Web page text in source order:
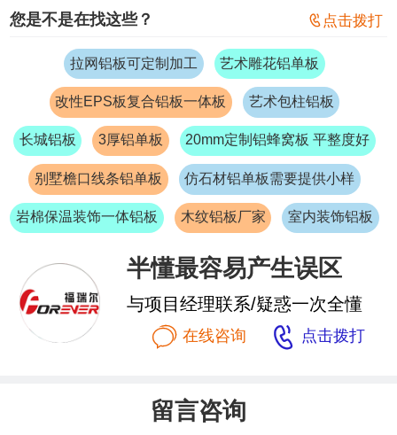
您是不是在找这些？  点击拨打
拉网铝板可定制加工 艺术雕花铝单板
改性EPS板复合铝板一体板 艺术包柱铝板
长城铝板 3厚铝单板 20mm定制铝蜂窝板 平整度好
别墅檐口线条铝单板 仿石材铝单板需要提供小样
岩棉保温装饰一体铝板 木纹铝板厂家 室内装饰铝板
半懂最容易产生误区
与项目经理联系/疑惑一次全懂
 在线咨询  点击拨打
留言咨询